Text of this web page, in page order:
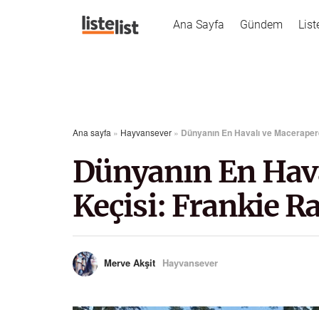
Ana Sayfa Gündem
Ana sayfa » Hayvansever » Dünyanın En Havalı ve
Dünyanın En
Keçisi: Frankie
Merve Akşit Hayvansever